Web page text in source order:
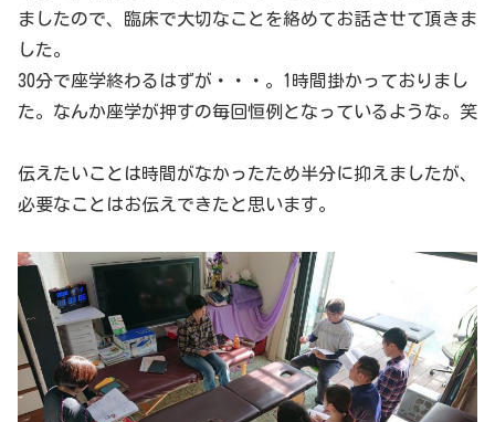
ましたので、臨床で大切なことを絡めてお話させて頂きま
した。
30分で座学終わるはずが・・・。1時間掛かっておりまし
た。なんか座学が押すの毎回恒例となっているような。笑
伝えたいことは時間がなかったため半分に抑えましたが、
必要なことはお伝えできたと思います。